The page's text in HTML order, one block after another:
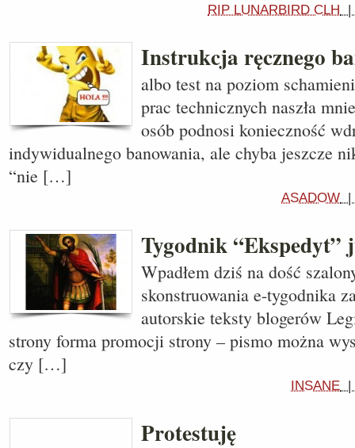
RIP LUNARBIRD CLH
Instrukcja ręcznego
albo test na poziom
prac technicznych naszła
osób podnosi konieczność
indywidualnego banowania, ale chyba jeszcze
“nie […]
ASADOW
Tygodnik “Ekspedyt”
Wpadłem dziś na dość
skonstruowania e-tygodnika
autorskie teksty blogerów
strony forma promocji strony – pismo można
czy […]
INSANE
Protestuję